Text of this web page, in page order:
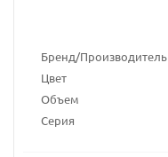
Бренд/Производитель
Цвет
Объем
Серия